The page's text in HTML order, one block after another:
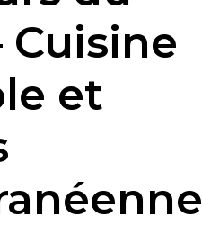
Cuisine
et